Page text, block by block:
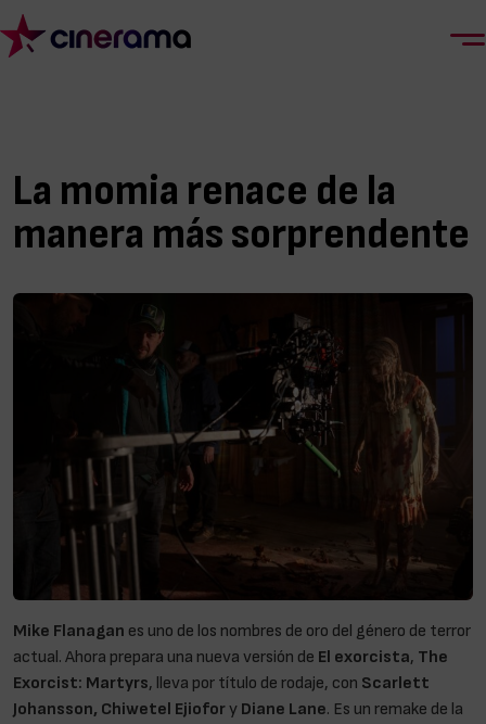
La momia renace de la
manera más sorprendente
Mike Flanagan es uno de los nombres de oro del género de terror
actual. Ahora prepara una nueva versión de El exorcista, The
Exorcist: Martyrs, lleva por título de rodaje, con Scarlett
Johansson, Chiwetel Ejiofory Diane Lane. Es un remake de la